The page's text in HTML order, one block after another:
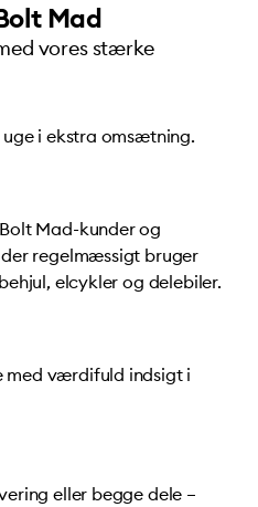
Mad
vores stærke
i ekstra omsætning.
Mad-kunder og
regelmæssigt bruger
elcykler og delebiler.
med værdifuld indsigt i
eller begge dele –